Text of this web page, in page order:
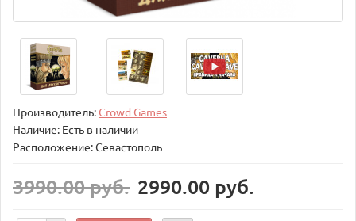
Производитель: Crowd Games
Наличие: Есть в наличии
Расположение: Севастополь
3990.00 руб. 2990.00 руб.